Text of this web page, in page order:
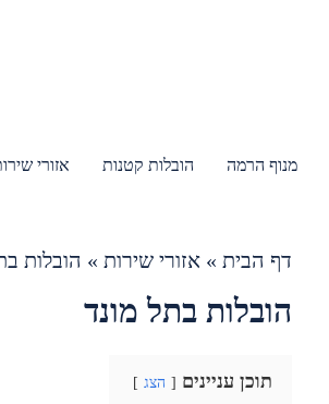
מנוף הרמה הובלות קטנות אזורי
דף הבית» אזורי שירות» הובלות
הובלות בתל מונד
תוכן עניינים הצג